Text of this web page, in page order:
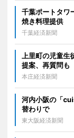
千葉ポートタワ
焼き料理提供
千葉経済新聞
上里町の児童
提案、再質問も
本庄経済新聞
河内小阪の「
替わりで
東大阪経済新聞